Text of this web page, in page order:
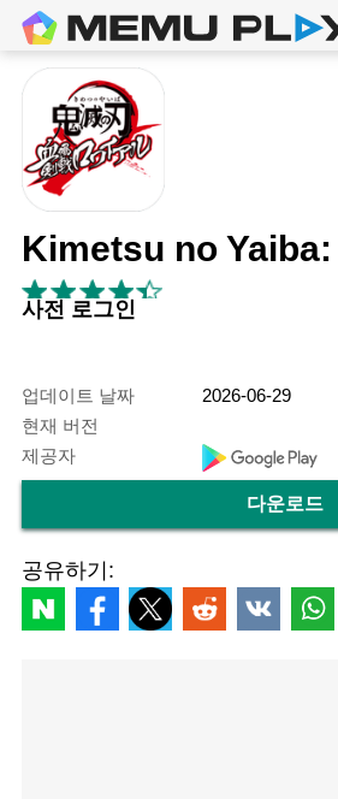
사전 로그인
업데이트 날짜
2026-06-29
현재 버전
제공자
다운로드
공유하기: